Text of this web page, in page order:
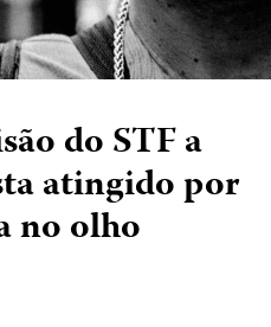
do STF a
atingido por
no olho